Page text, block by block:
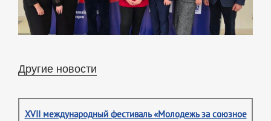
Другие новости
XVII международный фестиваль «Молодежь за союзное